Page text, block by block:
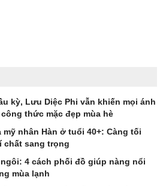
kỳ, Lưu Diệc Phi vẫn khiến mọi ánh
thức mặc đẹp mùa hè
mỹ nhân Hàn ở tuổi 40+: Càng tối
chất sang trọng
4 cách phối đồ giúp nàng nổi
mùa lạnh